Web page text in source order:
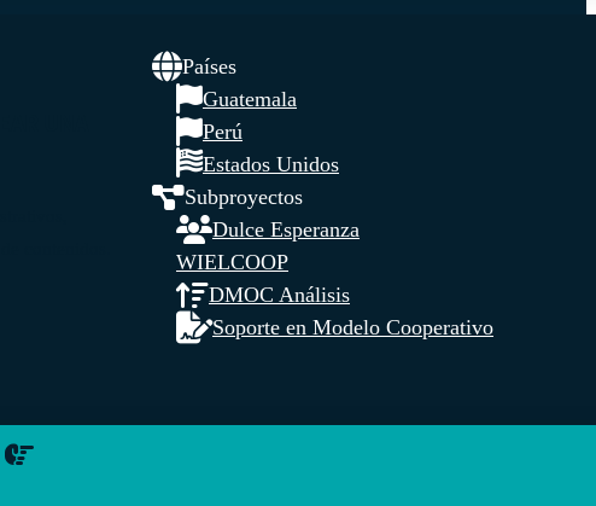
Países
Guatemala
Perú
Estados Unidos
Subproyectos
Dulce Esperanza
WIELCOOP
DMOC Análisis
Soporte en Modelo Cooperativo